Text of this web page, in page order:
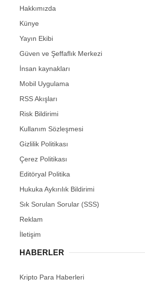
Hakkımızda
Künye
Yayın Ekibi
Güven ve Şeffaflık Merkezi
İnsan kaynakları
Mobil Uygulama
RSS Akışları
Risk Bildirimi
Kullanım Sözleşmesi
Gizlilik Politikası
Çerez Politikası
Editöryal Politika
Hukuka Aykırılık Bildirimi
Sık Sorulan Sorular (SSS)
Reklam
İletişim
HABERLER
Kripto Para Haberleri